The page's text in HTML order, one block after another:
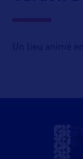
Un lieu animé